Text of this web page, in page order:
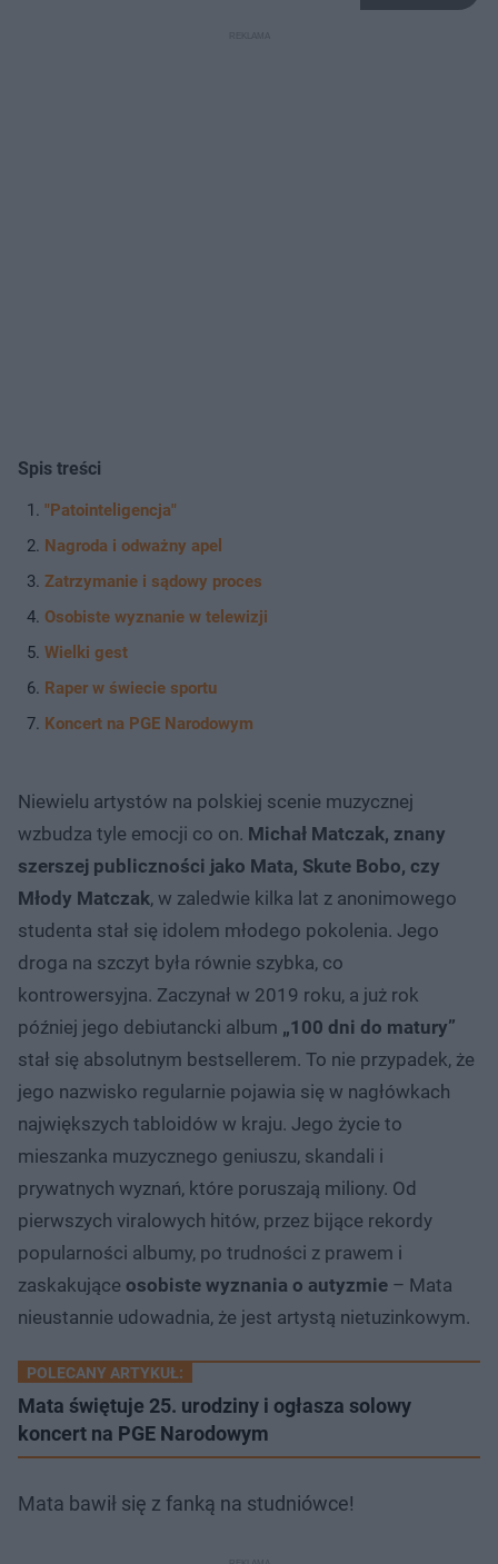
Spis treści
"Patointeligencja"
Nagroda i odważny apel
Zatrzymanie i sądowy proces
Osobiste wyznanie w telewizji
Wielki gest
Raper w świecie sportu
Koncert na PGE Narodowym
Niewielu artystów na polskiej scenie muzycznej
wzbudza tyle emocji co on. Michał Matczak, znany
szerszej publiczności jako Mata, Skute Bobo, czy
Młody Matczak, w zaledwie kilka lat z anonimowego
studenta stał się idolem młodego pokolenia. Jego
droga na szczyt była równie szybka, co
kontrowersyjna. Zaczynał w 2019 roku, a już rok
później jego debiutancki album „100 dni do matury”
stał się absolutnym bestsellerem. To nie przypadek, że
jego nazwisko regularnie pojawia się w nagłówkach
największych tabloidów w kraju. Jego życie to
mieszanka muzycznego geniuszu, skandali i
prywatnych wyznań, które poruszają miliony. Od
pierwszych viralowych hitów, przez bijące rekordy
popularności albumy, po trudności z prawem i
zaskakujące osobiste wyznania o autyzmie – Mata
nieustannie udowadnia, że jest artystą nietuzinkowym.
POLECANY ARTYKUŁ:
Mata świętuje 25. urodziny i ogłasza solowy
koncert na PGE Narodowym
Mata bawił się z fanką na studniówce!